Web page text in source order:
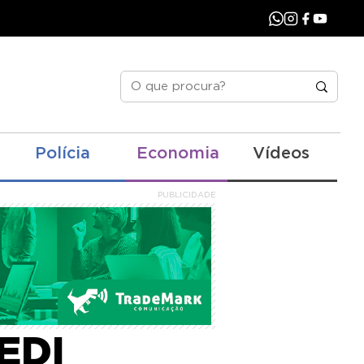
Polícia Economia Vídeos
PUBLICIDADE